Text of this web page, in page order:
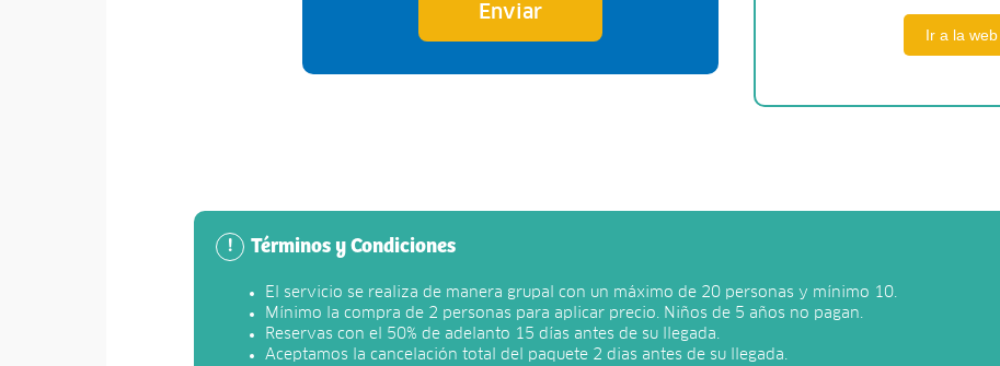
Enviar
Ir a la web
! Términos y Condiciones
El servicio se realiza de manera grupal con un máximo de 20 personas y mínimo 10.
Mínimo la compra de 2 personas para aplicar precio. Niños de 5 años no pagan.
Reservas con el 50% de adelanto 15 días antes de su llegada.
Aceptamos la cancelación total del paquete 2 dias antes de su llegada.